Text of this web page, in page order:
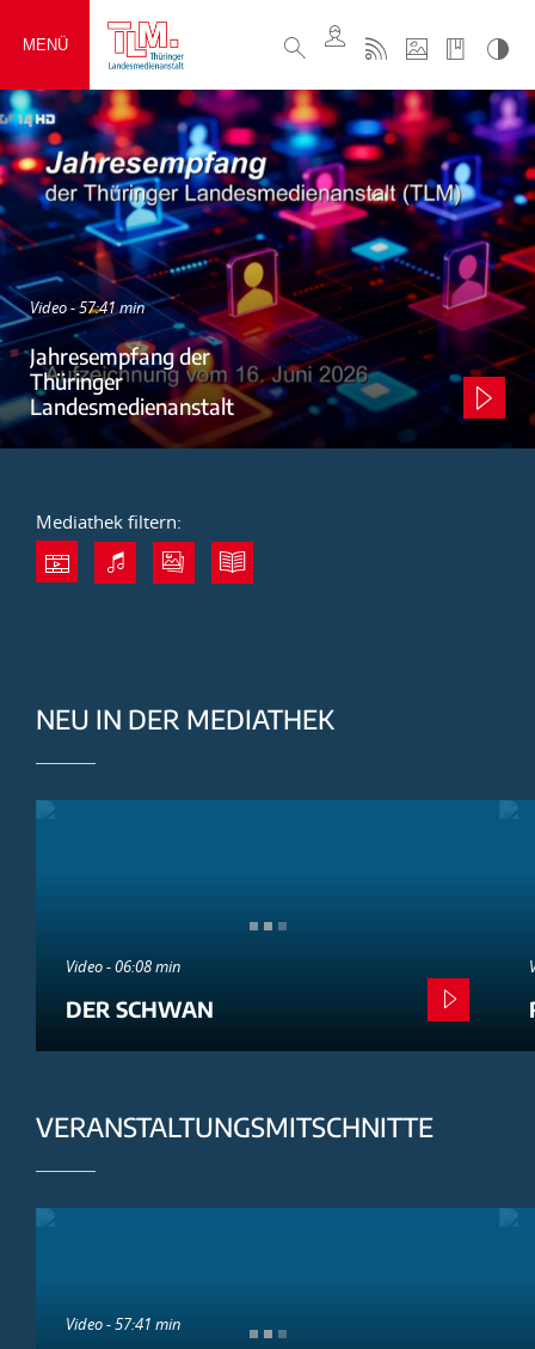
MENÜ
Video - 57:41 min
Jahresempfang der
Thüringer
Landesmedienanstalt
Mediathek filtern:
NEU IN DER MEDIATHEK
Video - 06:08 min
DER SCHWAN
VERANSTALTUNGSMITSCHNITTE
Video - 57:41 min